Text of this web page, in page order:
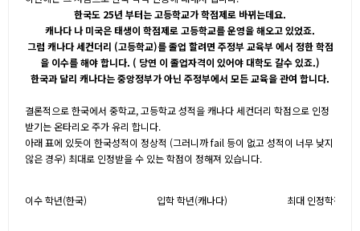
한국도 25년 부터는 고등학교가 학점제로 바뀌는데요.
캐나다 나 미국은 태생이 학점제로 고등학교를 운영을 해오고 있었죠.
그럼 캐나다 세컨더리 (고등학교)를 졸업 할려면 주정부 교육부 에서 정한 학점
을 이수를 해야 합니다. ( 당연 이 졸업자격이 있어야 대학도 갈수 있죠.)
한국과 달리 캐나다는 중앙정부가 아닌 주정부에서 모든 교육을 관여 합니다.
결론적으로 한국에서 중학교, 고등학교 성적을 캐나다 세컨더리 학점으로 인정
받기는 온타리오 주가 유리 합니다.
아래 표에 있듯이 한국성적이 정상적 (그러니까 fail 등이 없고 성적이 너무 낮지
않은 경우) 최대로 인정받을 수 있는 학점이 정해져 있습니다.
이수 학년(한국) 입학 학년(캐나다) 최대 인정학점